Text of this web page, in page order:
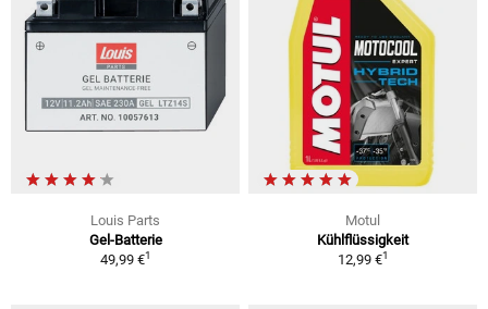
Louis Parts
Gel-Batterie
49,99 €1
Motul
Kühlflüssigkeit
12,99 €1